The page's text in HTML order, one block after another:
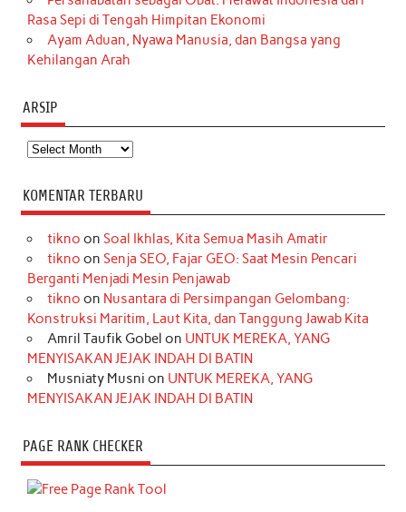
Rasa Sepi di Tengah Himpitan Ekonomi
Ayam Aduan, Nyawa Manusia, dan Bangsa yang
Kehilangan Arah
ARSIP
Arsip
KOMENTAR TERBARU
tikno on Soal Ikhlas, Kita Semua Masih Amatir
tikno on Senja SEO, Fajar GEO: Saat Mesin Pencari
Berganti Menjadi Mesin Penjawab
tikno on Nusantara di Persimpangan Gelombang:
Konstruksi Maritim, Laut Kita, dan Tanggung Jawab Kita
Amril Taufik Gobel on UNTUK MEREKA, YANG
MENYISAKAN JEJAK INDAH DI BATIN
Musniaty Musni on UNTUK MEREKA, YANG
MENYISAKAN JEJAK INDAH DI BATIN
PAGE RANK CHECKER